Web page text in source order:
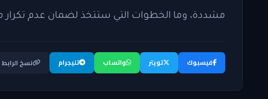
مشددة، وما الخطوات التي ستتخذ لضمان عدم تكرار
فيسبوك تويتر واتساب تليجرام نسخ الرابط